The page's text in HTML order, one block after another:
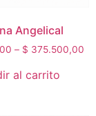
Angelical
– $ 375.500,00
al carrito